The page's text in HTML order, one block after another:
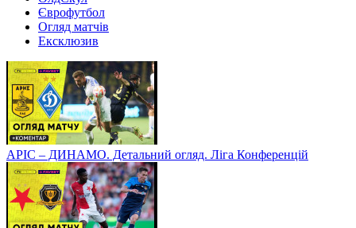
Єврофутбол
Огляд матчів
Ексклюзив
АРІС – ДИНАМО. Детальний огляд. Ліга Конференцій